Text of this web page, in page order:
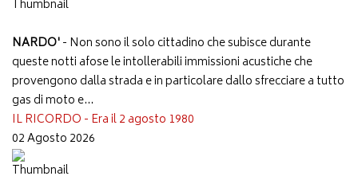
NARDO'- Non sono il solo cittadino che subisce durante
queste notti afose le intollerabili immissioni acustiche che
provengono dalla strada e in particolare dallo sfrecciare a tutto
gas di moto e...
IL RICORDO - Era il 2 agosto 1980
02 Agosto 2026